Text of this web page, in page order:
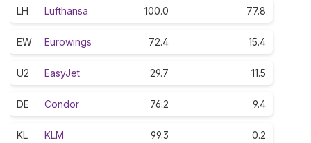
LH Lufthansa 100.0 77.8
EW Eurowings 72.4 15.4
U2 EasyJet 29.7 11.5
DE Condor 76.2 9.4
KL KLM 99.3 0.2